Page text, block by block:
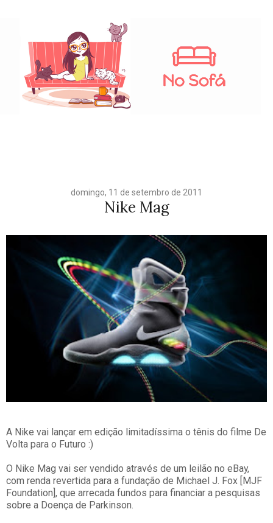
domingo, 11 de setembro de 2011
Nike Mag
A Nike vai lançar em edição limitadíssima o tênis do filme De
Volta para o Futuro :)
O Nike Mag vai ser vendido através de um leilão no eBay,
com renda revertida para a fundação de Michael J. Fox [MJF
Foundation], que arrecada fundos para financiar a pesquisas
sobre a Doença de Parkinson.